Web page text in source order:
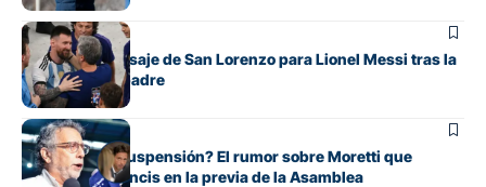
Fútbol
El sentido mensaje de San Lorenzo para Lionel Messi tras la
muerte de su padre
Institucional
¿Expulsión o suspensión? El rumor sobre Moretti que
encendió a Francis en la previa de la Asamblea